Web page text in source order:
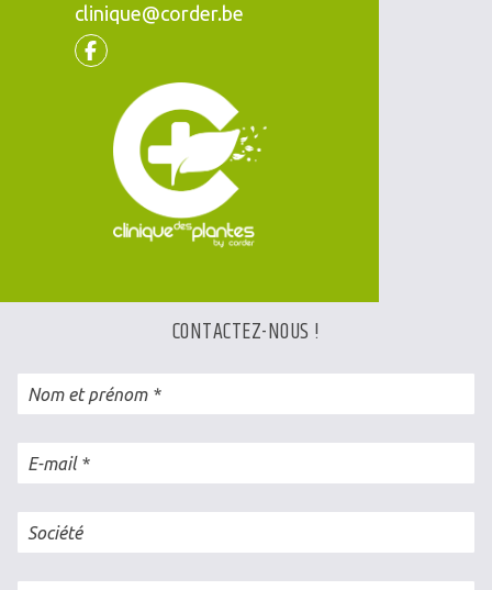
clinique@corder.be
Facebook
CONTACTEZ-NOUS !
Nom et prénom
E-mail
Société